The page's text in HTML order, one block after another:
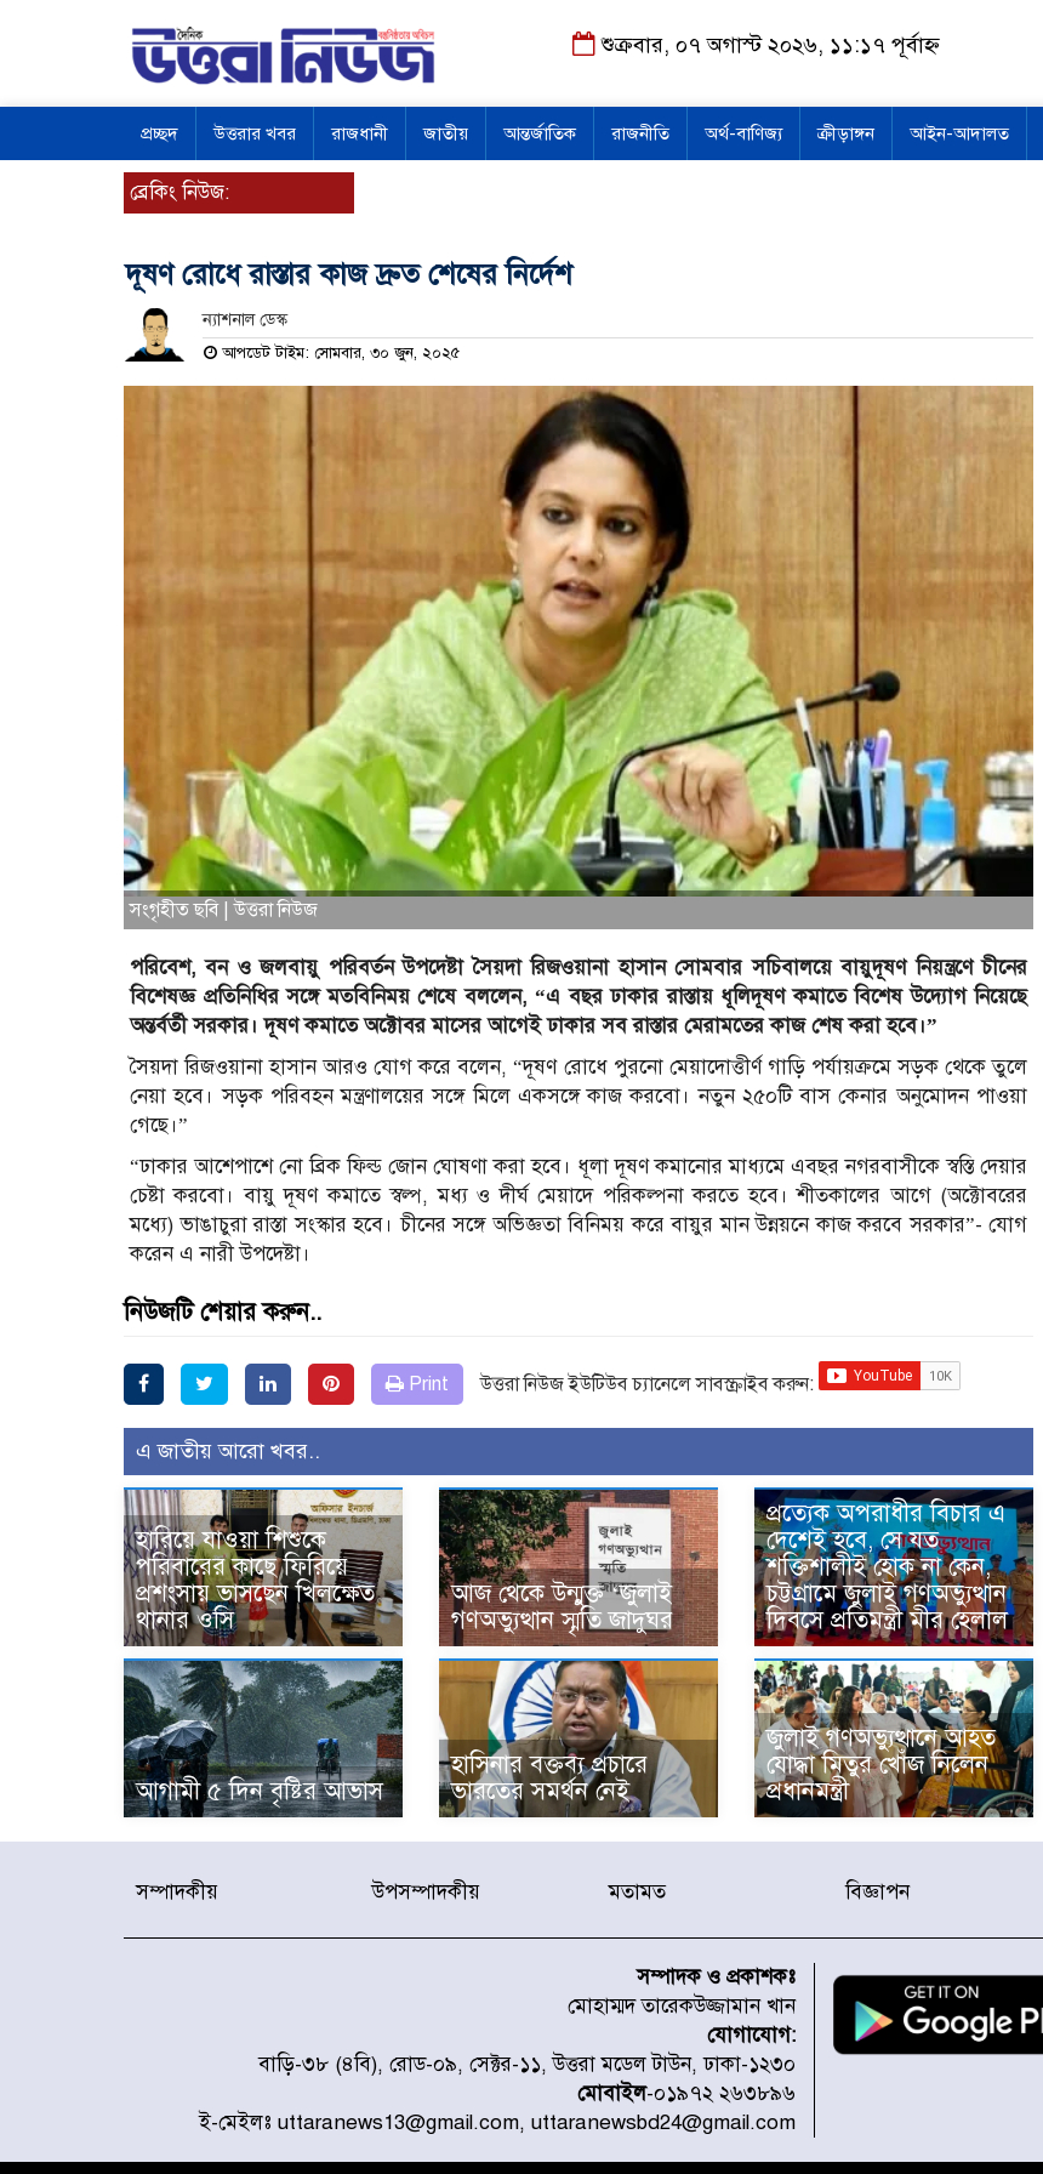
শুক্রবার, ০৭ অগাস্ট ২০২৬, ১১:১৭ পূর্বাহ্ন
প্রচ্ছদ উত্তরার খবর রাজধানী জাতীয় আন্তর্জাতিক রাজনীতি অর্থ-বাণিজ্য ক্রীড়াঙ্গন আইন-আদালত
ব্রেকিং নিউজ:
দূষণ রোধে রাস্তার কাজ দ্রুত শেষের নির্দেশ
ন্যাশনাল ডেস্ক
আপডেট টাইম: সোমবার, ৩০ জুন, ২০২৫
সংগৃহীত ছবি | উত্তরা নিউজ
পরিবেশ, বন ও জলবায়ু পরিবর্তন উপদেষ্টা সৈয়দা রিজওয়ানা হাসান সোমবার সচিবালয়ে বায়ুদূষণ নিয়ন্ত্রণে চীনের
বিশেষজ্ঞ প্রতিনিধির সঙ্গে মতবিনিময় শেষে বললেন, “এ বছর ঢাকার রাস্তায় ধূলিদূষণ কমাতে বিশেষ উদ্যোগ নিয়েছে
অন্তর্বর্তী সরকার। দূষণ কমাতে অক্টোবর মাসের আগেই ঢাকার সব রাস্তার মেরামতের কাজ শেষ করা হবে।”
সৈয়দা রিজওয়ানা হাসান আরও যোগ করে বলেন, “দূষণ রোধে পুরনো মেয়াদোত্তীর্ণ গাড়ি পর্যায়ক্রমে সড়ক থেকে তুলে
নেয়া হবে। সড়ক পরিবহন মন্ত্রণালয়ের সঙ্গে মিলে একসঙ্গে কাজ করবো। নতুন ২৫০টি বাস কেনার অনুমোদন পাওয়া
গেছে।”
“ঢাকার আশেপাশে নো ব্রিক ফিল্ড জোন ঘোষণা করা হবে। ধূলা দূষণ কমানোর মাধ্যমে এবছর নগরবাসীকে স্বস্তি দেয়ার
চেষ্টা করবো। বায়ু দূষণ কমাতে স্বল্প, মধ্য ও দীর্ঘ মেয়াদে পরিকল্পনা করতে হবে। শীতকালের আগে (অক্টোবরের
মধ্যে) ভাঙাচুরা রাস্তা সংস্কার হবে। চীনের সঙ্গে অভিজ্ঞতা বিনিময় করে বায়ুর মান উন্নয়নে কাজ করবে সরকার”- যোগ
করেন এ নারী উপদেষ্টা।
নিউজটি শেয়ার করুন..
Print উত্তরা নিউজ ইউটিউব চ্যানেলে সাবস্ক্রাইব করুন:
এ জাতীয় আরো খবর..
হারিয়ে যাওয়া শিশুকে
পরিবারের কাছে ফিরিয়ে
প্রশংসায় ভাসছেন খিলক্ষেত
থানার ওসি
আজ থেকে উন্মুক্ত ‘জুলাই
গণঅভ্যুত্থান স্মৃতি জাদুঘর
প্রত্যেক অপরাধীর বিচার এ
দেশেই হবে, সে যত
শক্তিশালীই হোক না কেন,
চট্টগ্রামে জুলাই গণঅভ্যুত্থান
দিবসে প্রতিমন্ত্রী মীর হেলাল
আগামী ৫ দিন বৃষ্টির আভাস
হাসিনার বক্তব্য প্রচারে
ভারতের সমর্থন নেই
জুলাই গণঅভ্যুত্থানে আহত
যোদ্ধা মিতুর খোঁজ নিলেন
প্রধানমন্ত্রী
সম্পাদকীয় উপসম্পাদকীয় মতামত বিজ্ঞাপন
সম্পাদক ও প্রকাশকঃ
মোহাম্মদ তারেকউজ্জামান খান
যোগাযোগ:
বাড়ি-৩৮ (৪বি), রোড-০৯, সেক্টর-১১, উত্তরা মডেল টাউন, ঢাকা-১২৩০
মোবাইল-০১৯৭২ ২৬৩৮৯৬
ই-মেইলঃ uttaranews13@gmail.com, uttaranewsbd24@gmail.com